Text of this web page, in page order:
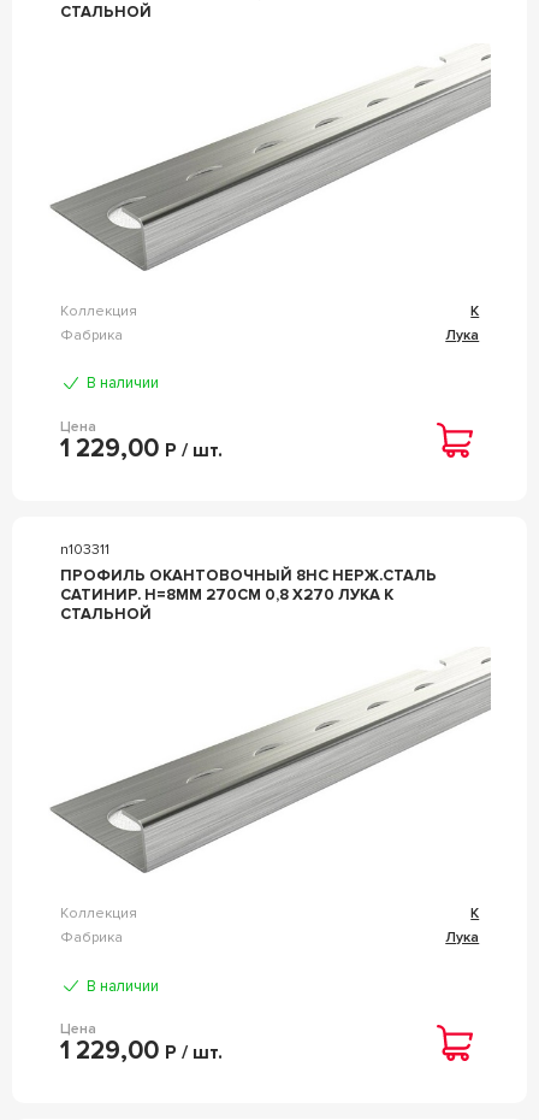
СТАЛЬНОЙ
Коллекция
К
Фабрика
Лука
В наличии
Цена
1 229,00 Р / шт.
n103311
ПРОФИЛЬ ОКАНТОВОЧНЫЙ 8НС НЕРЖ.СТАЛЬ
САТИНИР. H=8ММ 270СМ 0,8 Х270 ЛУКА К
СТАЛЬНОЙ
Коллекция
К
Фабрика
Лука
В наличии
Цена
1 229,00 Р / шт.